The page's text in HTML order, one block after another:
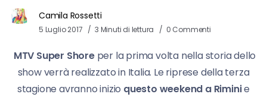
Camila Rossetti
5 Luglio 2017 3 Minuti di lettura 0 Commenti
MTV Super Shoreper la prima volta nella storia dello
show verrà realizzato in Italia. Le riprese della terza
stagione avranno inizio questo weekend a Riminie